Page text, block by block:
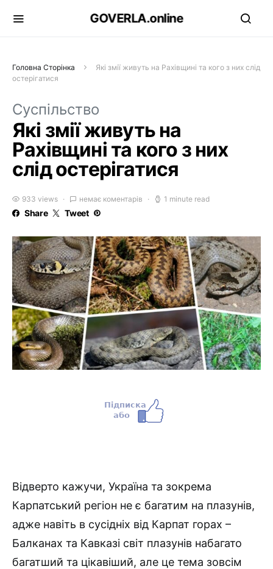
GOVERLA.online
Головна Сторінка
Які змії живуть на Рахівщині та кого з них слід
остерігатися
Суспільство
Які змії живуть на
Рахівщині та кого з них
слід остерігатися
933 views немає коментарів 1 minute read
Share Tweet
Відверто кажучи, Україна та зокрема
Карпатський регіон не є багатим на плазунів,
адже навіть в сусідніх від Карпат горах –
Балканах та Кавказі світ плазунів набагато
багатший та цікавіший, але це тема зовсім